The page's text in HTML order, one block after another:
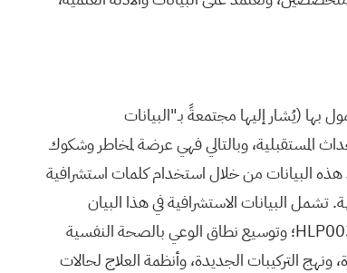
بها (يُشار إليها مجتمعةً بـ"البيانات
المستقبلية، وبالتالي فهي عرضة لمخاطر وشكوك
هذه البيانات من خلال استخدام كلمات استشرافية
البيانات الاستشرافية في هذا البيان
الصحفي بيانات تتعلق باعتقاد الشركة بأن التعاون مع مؤسسة "تارا مايند" سيدعم تجنيد المشاركين في التجارب السريرية لبرنامج المرحلة الثالثة HLP003؛ وتوسيع نطاق الوعي بالصحة النفسية
التركيبات الجديدة، وأنظمة العلاج لحالات